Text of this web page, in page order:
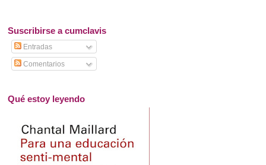
Suscribirse a cumclavis
Entradas
Comentarios
Qué estoy leyendo